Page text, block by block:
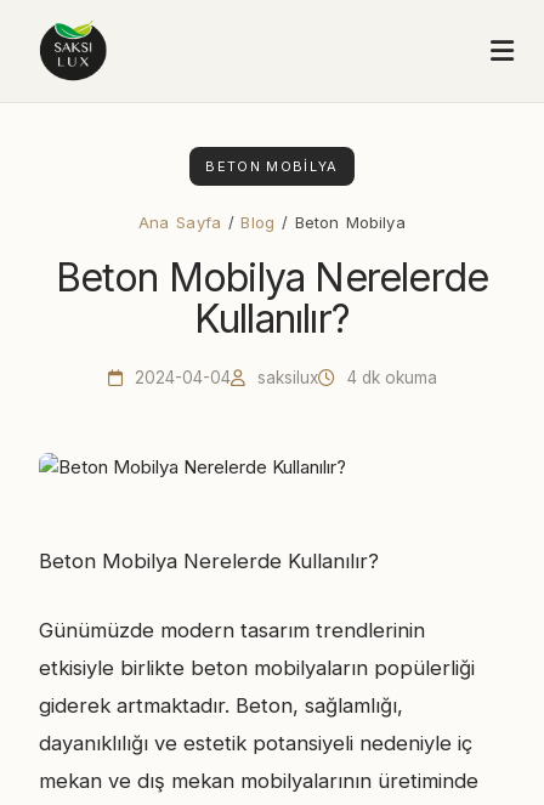
BETON MOBILYA
Ana Sayfa /Blog / Beton Mobilya
Beton Mobilya Nerelerde
Kullanılır?
2024-04-04 saksilux 4 dk okuma
Beton Mobilya Nerelerde Kullanılır?
Günümüzde modern tasarım trendlerinin
etkisiyle birlikte beton mobilyaların popülerliği
giderek artmaktadır. Beton, sağlamlığı,
dayanıklılığı ve estetik potansiyeli nedeniyle iç
mekan ve dış mekan mobilyalarının üretiminde